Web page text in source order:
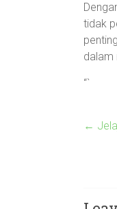
tidak
dalam
“`
←